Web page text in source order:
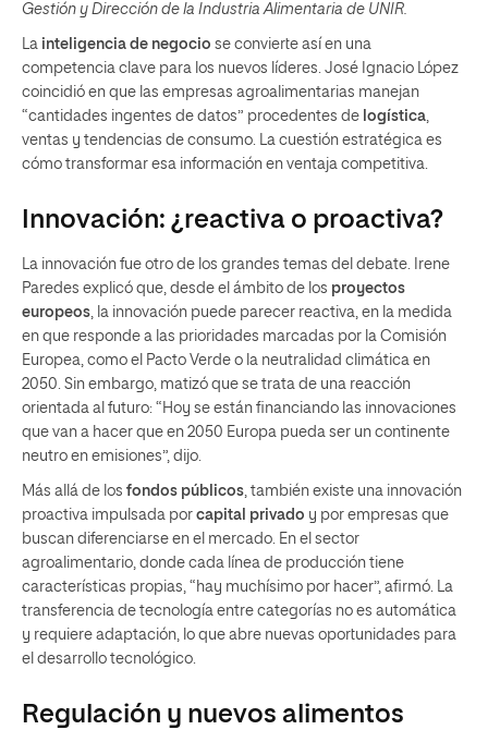
Gestión y Dirección de la Industria Alimentaria de UNIR.
La inteligencia de negocio se convierte así en una
competencia clave para los nuevos líderes. José Ignacio López
coincidió en que las empresas agroalimentarias manejan
“cantidades ingentes de datos” procedentes de logística
ventas y tendencias de consumo. La cuestión estratégica es
cómo transformar esa información en ventaja competitiva.
Innovación: ¿reactiva o proactiva?
La innovación fue otro de los grandes temas del debate. Irene
Paredes explicó que, desde el ámbito de los proyectos
europeos , la innovación puede parecer reactiva, en la medida
en que responde a las prioridades marcadas por la Comisión
Europea, como el Pacto Verde o la neutralidad climática en
2050. Sin embargo, matizó que se trata de una reacción
orientada al futuro: “Hoy se están financiando las innovaciones
que van a hacer que en 2050 Europa pueda ser un continente
neutro en emisiones”, dijo.
Más allá de los fondos públicos , también existe una innovación
proactiva impulsada por capital privado y por empresas que
buscan diferenciarse en el mercado. En el sector
agroalimentario, donde cada línea de producción tiene
características propias, “hay muchísimo por hacer”, afirmó. La
transferencia de tecnología entre categorías no es automática
y requiere adaptación, lo que abre nuevas oportunidades para
el desarrollo tecnológico.
Regulación y nuevos alimentos